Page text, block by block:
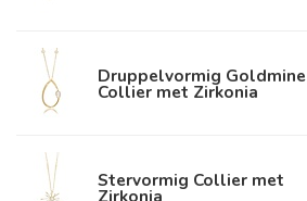
Druppelvormig Goldmine
Collier met Zirkonia
Stervormig Collier met
Zirkonia